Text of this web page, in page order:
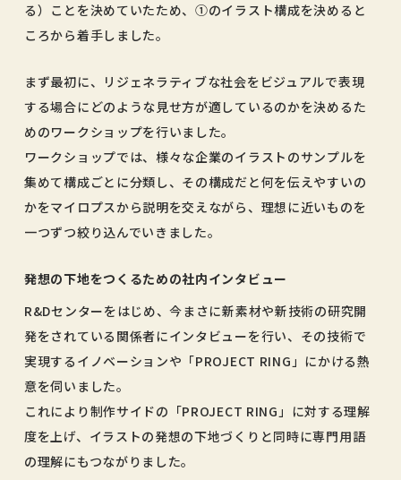
る）ことを決めていたため、①のイラスト構成を決めると
ころから着手しました。
まず最初に、リジェネラティブな社会をビジュアルで表現
する場合にどのような見せ方が適しているのかを決めるた
めのワークショップを行いました。
ワークショップでは、様々な企業のイラストのサンプルを
集めて構成ごとに分類し、その構成だと何を伝えやすいの
かをマイロプスから説明を交えながら、理想に近いものを
一つずつ絞り込んでいきました。
発想の下地をつくるための社内インタビュー
R&Dセンターをはじめ、今まさに新素材や新技術の研究開
発をされている関係者にインタビューを行い、その技術で
実現するイノベーションや「PROJECT RING」にかける熱
意を伺いました。
これにより制作サイドの「PROJECT RING」に対する理解
度を上げ、イラストの発想の下地づくりと同時に専門用語
の理解にもつながりました。